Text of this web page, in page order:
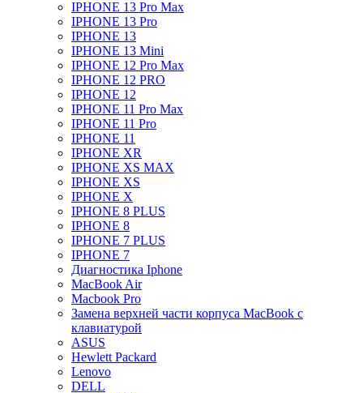
IPHONE 13 Pro Max
IPHONE 13 Pro
IPHONE 13
IPHONE 13 Mini
IPHONE 12 Pro Max
IPHONE 12 PRO
IPHONE 12
IPHONE 11 Pro Max
IPHONE 11 Pro
IPHONE 11
IPHONE XR
IPHONE XS MAX
IPHONE XS
IPHONE X
IPHONE 8 PLUS
IPHONE 8
IPHONE 7 PLUS
IPHONE 7
Диагностика Iphone
MacBook Air
Macbook Pro
Замена верхней части корпуса MacBook с
клавиатурой
ASUS
Hewlett Packard
Lenovo
DELL